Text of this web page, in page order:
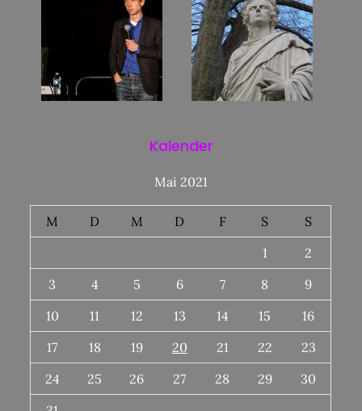
Kalender
Mai 2021
M D M D F S
S
1
2
3
4 5 6 7 8
9
10
11 12 13 14 15
16
17
18 19 20 21 22
23
24
25 26 27 28 29
30